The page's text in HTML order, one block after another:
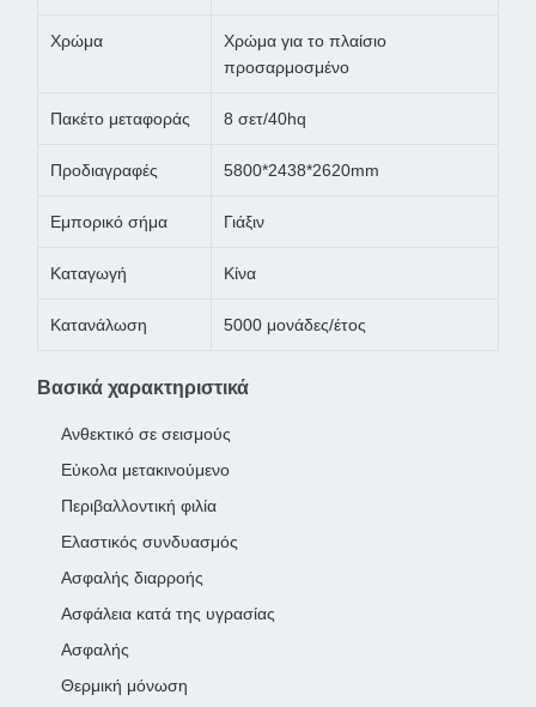
Χρώμα
Χρώμα για το πλαίσιο
προσαρμοσμένο
Πακέτο μεταφοράς 8 σετ/40hq
Προδιαγραφές 5800*2438*2620mm
Εμπορικό σήμα Γιάξιν
Καταγωγή Κίνα
Κατανάλωση 5000 μονάδες/έτος
Βασικά χαρακτηριστικά
Ανθεκτικό σε σεισμούς
Εύκολα μετακινούμενο
Περιβαλλοντική φιλία
Ελαστικός συνδυασμός
Ασφαλής διαρροής
Ασφάλεια κατά της υγρασίας
Ασφαλής
Θερμική μόνωση